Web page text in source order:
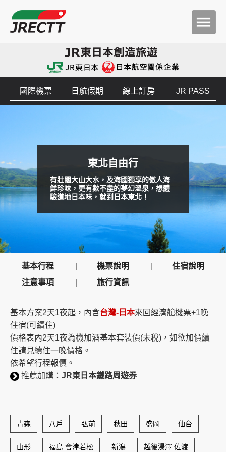
創造旅遊
國際機票 日航假期 線上訂房 JR PASS
東北自由行
有壯闊大山大水，及海國獨享的傲人海
鮮珍味，更有數不盡的夢幻溫泉，想體
驗道地日本味，就到日本東北！
基本行程 機票說明
住宿說明
注意事項
旅行資訊
基本方案2天1夜起，內含台灣-日本來回經濟艙機票+1晚
住宿(可續住)
價格表內2天1夜為機加酒基本套裝價(未稅)，如欲加價續
住請見續住一晚價格。
依希望行程報價。
推薦加購： JR東日本鐵路周遊券
青森 八戶 弘前 秋田 盛岡 仙台
山形 福島.會津若松 新潟 越後湯澤.佐渡